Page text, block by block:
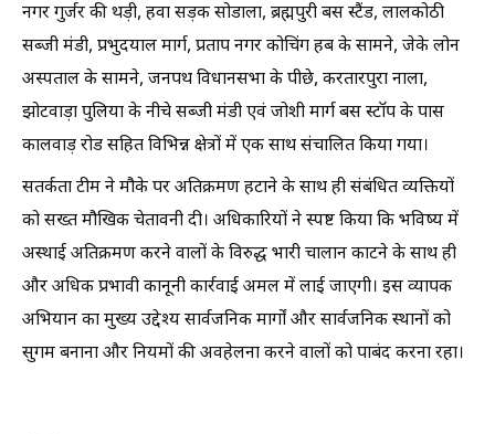
नगर गुर्जर की थड़ी, हवा सड़क सोडाला, ब्रह्मपुरी बस स्टैंड, लालकोठी
सब्जी मंडी, प्रभुदयाल मार्ग, प्रताप नगर कोचिंग हब के सामने, जेके लोन
अस्पताल के सामने, जनपथ विधानसभा के पीछे, करतारपुरा नाला,
झोटवाड़ा पुलिया के नीचे सब्जी मंडी एवं जोशी मार्ग बस स्टॉप के पास
कालवाड़ रोड सहित विभिन्न क्षेत्रों में एक साथ संचालित किया गया।
सतर्कता टीम ने मौके पर अतिक्रमण हटाने के साथ ही संबंधित व्यक्तियों
को सख्त मौखिक चेतावनी दी। अधिकारियों ने स्पष्ट किया कि भविष्य में
अस्थाई अतिक्रमण करने वालों के विरुद्ध भारी चालान काटने के साथ ही
और अधिक प्रभावी कानूनी कार्रवाई अमल में लाई जाएगी। इस व्यापक
अभियान का मुख्य उद्देश्य सार्वजनिक मार्गों और सार्वजनिक स्थानों को
सुगम बनाना और नियमों की अवहेलना करने वालों को पाबंद करना रहा।